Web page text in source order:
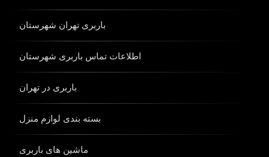
باربری تهران شهرستان
اطلاعات تماس باربری شهرستان
باربری در تهران
بسته بندی لوازم منزل
ماشین های باربری